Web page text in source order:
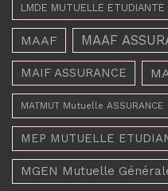
LMDE MUTUELLE ETUDIANTE
MAAF MAAF
MAIF ASSURANCE
MATMUT Mutuelle ASSURANCE
MEP MUTUELLE
MGEN Mutuelle